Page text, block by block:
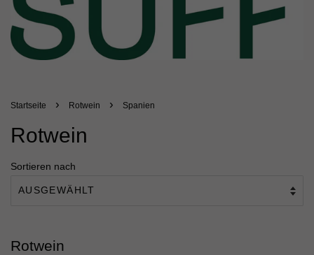
Startseite › Rotwein › Spanien
Rotwein
Sortieren nach
Rotwein